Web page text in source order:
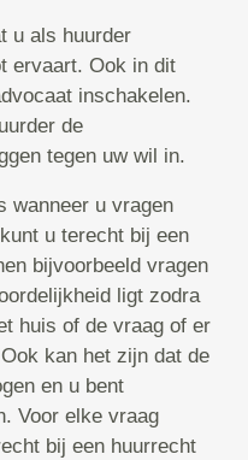
u als huurder
ervaart. Ook in dit
inschakelen.
de
tegen uw wil in.
wanneer u vragen
u terecht bij een
bijvoorbeeld vragen
ligt zodra
huis of de vraag of er
kan het zijn dat de
en u bent
Voor elke vraag
bij een huurrecht